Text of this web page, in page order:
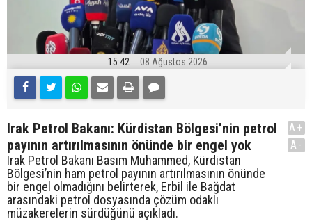
15:42 08 Ağustos 2026
Irak Petrol Bakanı: Kürdistan Bölgesi’nin petrol
payının artırılmasının önünde bir engel yok
Irak Petrol Bakanı Basım Muhammed, Kürdistan
Bölgesi’nin ham petrol payının artırılmasının önünde
bir engel olmadığını belirterek, Erbil ile Bağdat
arasındaki petrol dosyasında çözüm odaklı
müzakerelerin sürdüğünü açıkladı.
A+
A-